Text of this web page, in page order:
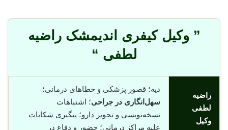
” وکیل کیفری اندیمشک راضیه
لطفی “
راضیه
لطفی
وکیل
دیه؛ قصور پزشکی و خطاهای درمانی؛
سهل‌انگاری در جراحی؛ اشتباهات
نسخه‌نویسی و تجویز دارو؛ پیگیری شکایات
علیه مراکز درمانی؛ حضور و دفاع در